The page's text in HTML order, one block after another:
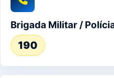
Brigada Militar /
190